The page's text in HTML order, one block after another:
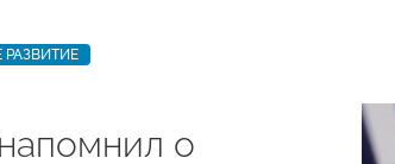
РАЗВИТИЕ
о